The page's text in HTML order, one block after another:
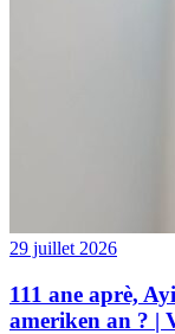
29 juillet 2026
111 ane aprè,
ameriken an ? |